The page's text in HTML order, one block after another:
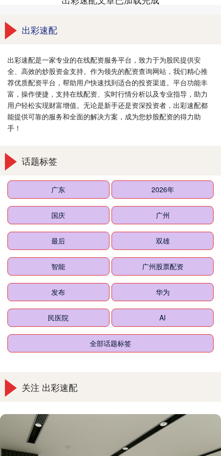
出彩速配
出彩速配是一家专业的在线配资服务平台，致力于为股民提供安
全、高效的炒股资金支持。作为领先的配资查询网站，我们精心推
荐优质配资平台，帮助用户快速找到适合的投资渠道。平台功能丰
富，操作便捷，支持在线配资、实时行情分析以及专业指导，助力
用户轻松实现财富增值。无论是新手还是资深投资者，出彩速配都
能提供可靠的服务和全面的解决方案，成为您炒股配资的得力助
手！
话题标签
广东 2026年
国庆 广州
最后 双雄
智能 广州股票配资
发布 华为
民医院 AI
全部话题标签
关注 出彩速配